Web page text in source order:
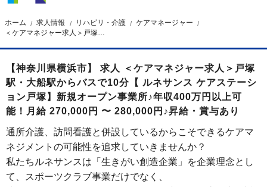
ホーム 求人情報 リハビリ・介護
ケアマネージャー
【神奈川県横浜市】 求人 ＜ケアマネジャー求人＞戸塚
駅・大船駅からバスで10分【 ルネサンス ケアステーシ
ョン戸塚】新規オープン事業所♪年収400万円以上可
能！月給 270,000円 〜 280,000円♪昇給・賞与あり
通所介護、訪問看護と併設しているからこそできるケアマ
ネジメントの可能性を追求していきませんか？
私たちルネサンスは「生きがい創造企業」を企業理念とし
て、スポーツクラブ事業だけでなく、